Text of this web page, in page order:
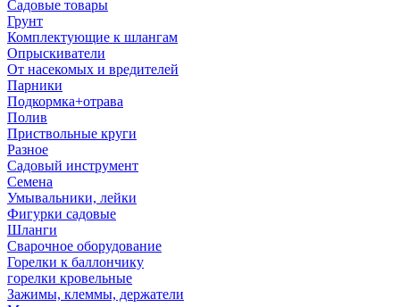
Садовые товары
Грунт
Комплектующие к шлангам
Опрыскиватели
От насекомых и вредителей
Парники
Подкормка+отрава
Полив
Приствольные круги
Разное
Садовый инструмент
Семена
Умывальники, лейки
Фигурки садовые
Шланги
Сварочное оборудование
Горелки к баллончику
горелки кровельные
Зажимы, клеммы, держатели